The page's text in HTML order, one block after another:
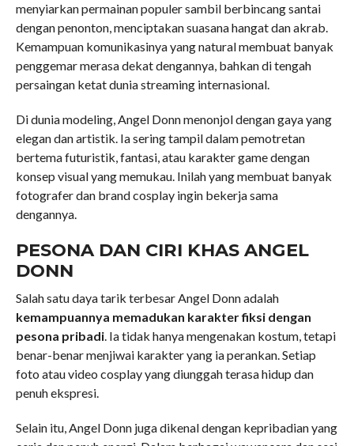
menyiarkan permainan populer sambil berbincang santai
dengan penonton, menciptakan suasana hangat dan akrab.
Kemampuan komunikasinya yang natural membuat banyak
penggemar merasa dekat dengannya, bahkan di tengah
persaingan ketat dunia streaming internasional.
Di dunia modeling, Angel Donn menonjol dengan gaya yang
elegan dan artistik. Ia sering tampil dalam pemotretan
bertema futuristik, fantasi, atau karakter game dengan
konsep visual yang memukau. Inilah yang membuat banyak
fotografer dan brand cosplay ingin bekerja sama
dengannya.
PESONA DAN CIRI KHAS ANGEL
DONN
Salah satu daya tarik terbesar Angel Donn adalah
kemampuannya memadukan karakter fiksi dengan
pesona pribadi. Ia tidak hanya mengenakan kostum, tetapi
benar-benar menjiwai karakter yang ia perankan. Setiap
foto atau video cosplay yang diunggah terasa hidup dan
penuh ekspresi.
Selain itu, Angel Donn juga dikenal dengan kepribadian yang